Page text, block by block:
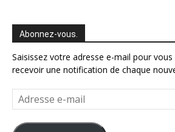
Abonnez-vous.
Saisissez votre adresse e-mail pour
recevoir une notification de chaque
Adresse
e-
mail